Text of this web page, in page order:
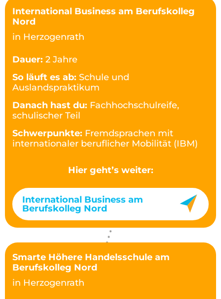
International Business am Berufskolleg
Nord
in Herzogenrath
Dauer: 2 Jahre
So läuft es ab: Schule und
Auslandspraktikum
Danach hast du: Fachhochschulreife,
schulischer Teil
Schwerpunkte: Fremdsprachen mit
internationaler beruflicher Mobilität (IBM)
Hier geht’s weiter:
International Business am
Berufskolleg Nord
Smarte Höhere Handelsschule am
Berufskolleg Nord
in Herzogenrath